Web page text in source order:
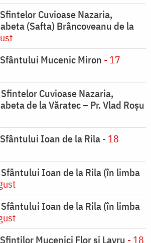
Cuvioase Nazaria,
(Safta) Brâncoveanu de la
Mucenic Miron - 17
Cuvioase Nazaria,
de la Văratec – Pr. Vlad Roșu
Ioan de la Rila- 18
Ioan de la Rila (în limba
Ioan de la Rila (în limba
Mucenici Flor și Lavru - 18